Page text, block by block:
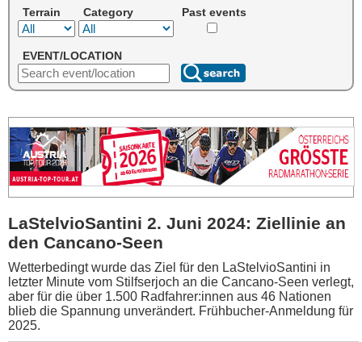
Terrain Category Past events
EVENT/LOCATION
LaStelvioSantini 2. Juni 2024: Ziellinie an
den Cancano-Seen
Wetterbedingt wurde das Ziel für den LaStelvioSantini in
letzter Minute vom Stilfserjoch an die Cancano-Seen verlegt,
aber für die über 1.500 Radfahrer:innen aus 46 Nationen
blieb die Spannung unverändert. Frühbucher-Anmeldung für
2025.